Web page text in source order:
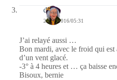
dom
29/11/2016/05:31
J’ai relayé aussi …
Bon mardi, avec le froid qui est
d’un vent glacé.
-3° à 4 heures et … ça baisse
Bisoux, bernie